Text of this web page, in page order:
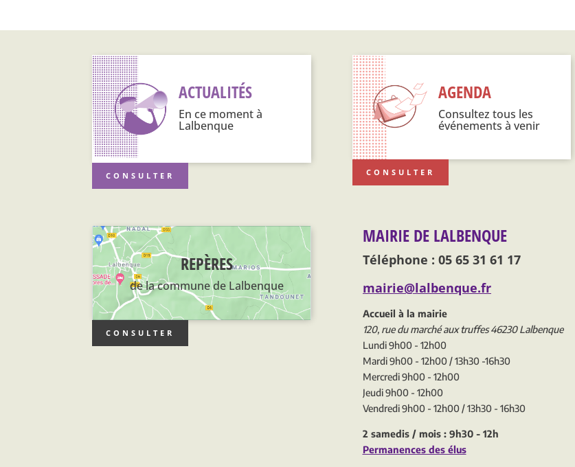
ACTUALITÉS
En ce moment à
Lalbenque
CONSULTER
AGENDA
Consultez tous les
événements à venir
CONSULTER
REPÈRES
de la commune de Lalbenque
CONSULTER
MAIRIE DE LALBENQUE
Téléphone : 05 65 31 61 17
mairie@lalbenque.fr
Accueil à la mairie
120, rue du marché aux truffes 46230 Lalbenque
Lundi 9h00 - 12h00
Mardi 9h00 - 12h00 / 13h30 -16h30
Mercredi 9h00 - 12h00
Jeudi 9h00 - 12h00
Vendredi 9h00 - 12h00 / 13h30 - 16h30
2 samedis / mois : 9h30 - 12h
Permanences des élus